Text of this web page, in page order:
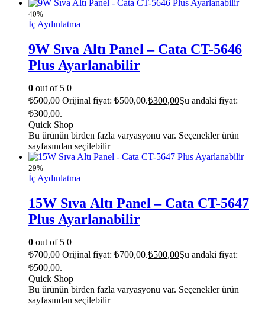
40%
İç Aydınlatma
9W Sıva Altı Panel – Cata CT-5646
Plus Ayarlanabilir
0 out of 5 0
₺500,00 Orijinal fiyat: ₺500,00.₺300,00Şu andaki fiyat:
₺300,00.
Quick Shop
Bu ürünün birden fazla varyasyonu var. Seçenekler ürün
sayfasından seçilebilir
29%
İç Aydınlatma
15W Sıva Altı Panel – Cata CT-5647
Plus Ayarlanabilir
0 out of 5 0
₺700,00 Orijinal fiyat: ₺700,00.₺500,00Şu andaki fiyat:
₺500,00.
Quick Shop
Bu ürünün birden fazla varyasyonu var. Seçenekler ürün
sayfasından seçilebilir